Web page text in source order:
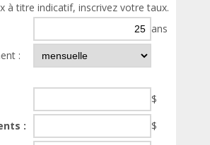
à titre indicatif, inscrivez votre taux.
ans
:
$
:
$